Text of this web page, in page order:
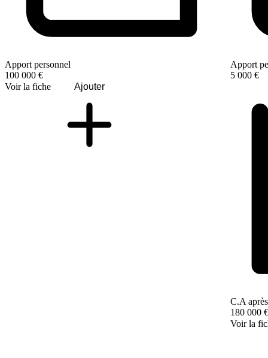
Apport personnel
100 000 €
Voir la fiche
Ajouter
Apport
5 000 €
C.A
180 000 €
Voir la